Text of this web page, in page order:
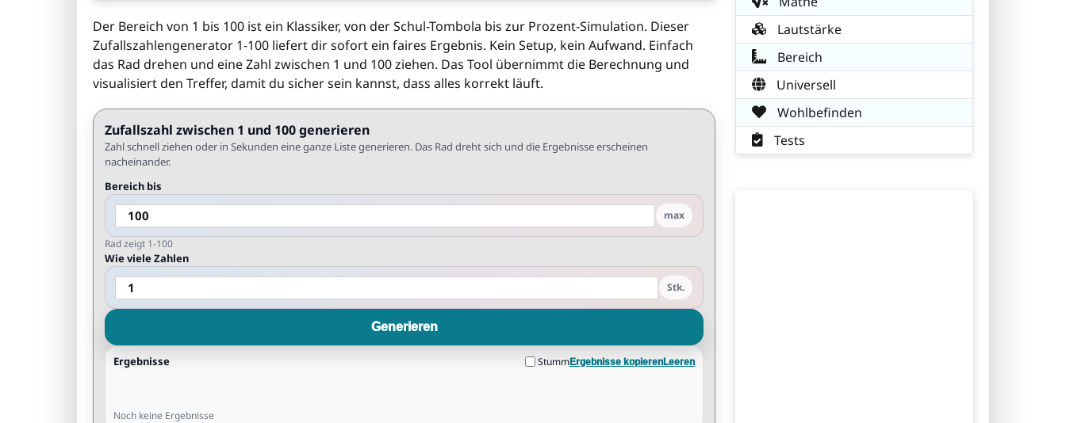
Der Bereich von 1 bis 100 ist ein Klassiker, von der Schul-Tombola bis zur Prozent-Simulation. Dieser
Zufallszahlengenerator 1-100 liefert dir sofort ein faires Ergebnis. Kein Setup, kein Aufwand. Einfach
das Rad drehen und eine Zahl zwischen 1 und 100 ziehen. Das Tool übernimmt die Berechnung und
visualisiert den Treffer, damit du sicher sein kannst, dass alles korrekt läuft.
Zufallszahl zwischen 1 und 100 generieren
Zahl schnell ziehen oder in Sekunden eine ganze Liste generieren. Das Rad dreht sich und die Ergebnisse erscheinen
nacheinander.
Bereich bis
max
Rad zeigt 1-100
Wie viele Zahlen
Stk.
Generieren
Ergebnisse StummErgebnisse kopierenLeeren
Noch keine Ergebnisse
Lautstärke
Bereich
Universell
Wohlbefinden
Tests